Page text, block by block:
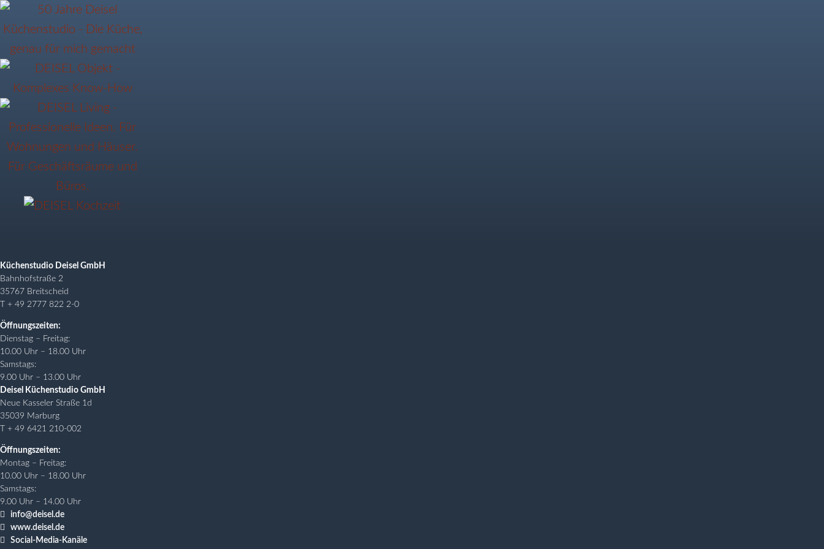
Küchenstudio Deisel GmbH
Bahnhofstraße 2
35767 Breitscheid
T + 49 2777 822 2-0
Öffnungszeiten:
Dienstag – Freitag:
10.00 Uhr – 18.00 Uhr
Samstags:
9.00 Uhr – 13.00 Uhr
Deisel Küchenstudio GmbH
Neue Kasseler Straße 1d
35039 Marburg
T + 49 6421 210-002
Öffnungszeiten:
Montag – Freitag:
10.00 Uhr – 18.00 Uhr
Samstags:
9.00 Uhr – 14.00 Uhr
 info@deisel.de
 www.deisel.de
 Social-Media-Kanäle